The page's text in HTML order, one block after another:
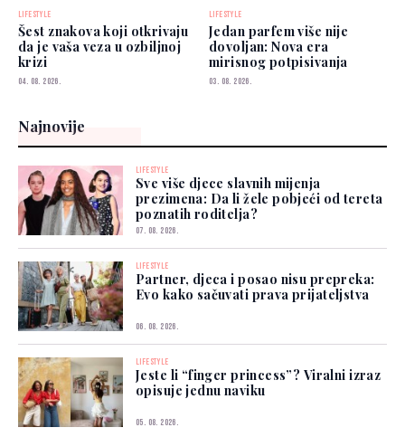
LIFESTYLE
Šest znakova koji otkrivaju
da je vaša veza u ozbiljnoj
krizi
04. 08. 2026.
LIFESTYLE
Jedan parfem više nije
dovoljan: Nova era
mirisnog potpisivanja
03. 08. 2026.
Najnovije
LIFESTYLE
Sve više djece slavnih mijenja
prezimena: Da li žele pobjeći od tereta
poznatih roditelja?
07. 08. 2026.
LIFESTYLE
Partner, djeca i posao nisu prepreka:
Evo kako sačuvati prava prijateljstva
06. 08. 2026.
LIFESTYLE
Jeste li “finger princess”? Viralni izraz
opisuje jednu naviku
05. 08. 2026.